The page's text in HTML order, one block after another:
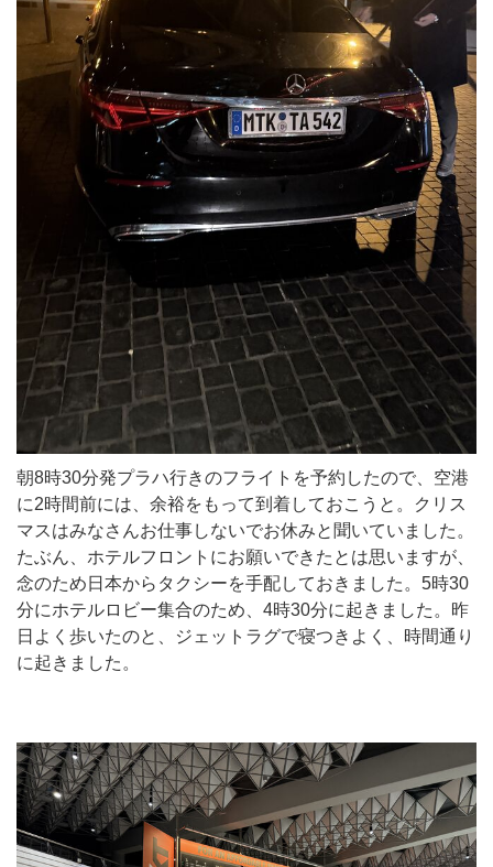
朝8時30分発プラハ行きのフライトを予約したので、空港
に2時間前には、余裕をもって到着しておこうと。クリス
マスはみなさんお仕事しないでお休みと聞いていました。
たぶん、ホテルフロントにお願いできたとは思いますが、
念のため日本からタクシーを手配しておきました。5時30
分にホテルロビー集合のため、4時30分に起きました。昨
日よく歩いたのと、ジェットラグで寝つきよく、時間通り
に起きました。